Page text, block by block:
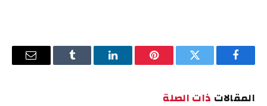
فيسبوك تويتر بينتيريستلينكدإن Tumblr
البريد
المقالات ذات الصلة